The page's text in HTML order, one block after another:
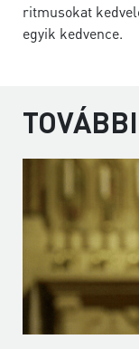
ritmusokat
egyik kedvence.